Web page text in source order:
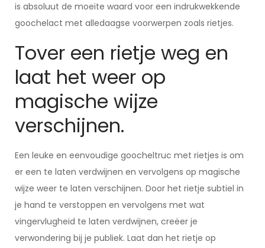
is absoluut de moeite waard voor een indrukwekkende
goochelact met alledaagse voorwerpen zoals rietjes.
Tover een rietje weg en
laat het weer op
magische wijze
verschijnen.
Een leuke en eenvoudige goocheltruc met rietjes is om
er een te laten verdwijnen en vervolgens op magische
wijze weer te laten verschijnen. Door het rietje subtiel in
je hand te verstoppen en vervolgens met wat
vingervlugheid te laten verdwijnen, creëer je
verwondering bij je publiek. Laat dan het rietje op